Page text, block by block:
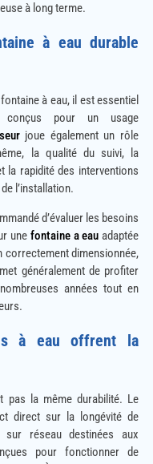
à long terme.
à eau durable
à eau, il est essentiel
conçus pour un usage
joue également un rôle
la qualité du suivi, la
la rapidité des interventions
l’installation.
d’évaluer les besoins
une fontaine a eau adaptée
correctement dimensionnée,
généralement de profiter
années tout en
à eau offrent la
pas la même durabilité. Le
direct sur la longévité de
sur réseau destinées aux
pour fonctionner de